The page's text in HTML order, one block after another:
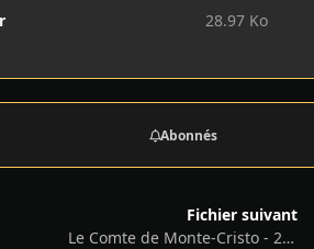
28.97 Ko
Abonnés
Fichier suivant
Le Comte de Monte-Cristo - 2024